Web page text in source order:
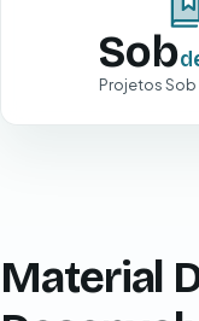
Sob
Projetos
Material